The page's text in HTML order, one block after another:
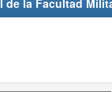
de la Facultad